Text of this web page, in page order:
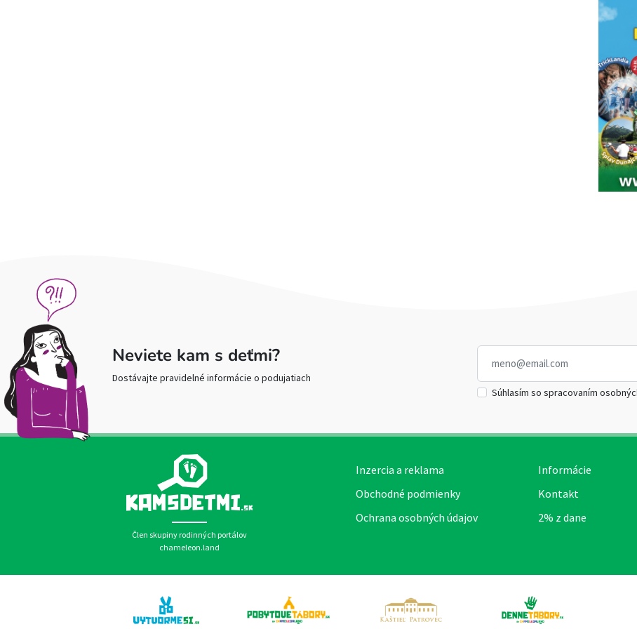
Neviete kam s deťmi?
Dostávajte pravidelné informácie o podujatiach
Súhlasím so spracovaním
Člen skupiny rodinných portálov
chameleon.land
Inzercia a reklama
Obchodné podmienky
Ochrana osobných údajov
Informácie
Kontakt
2% z dane